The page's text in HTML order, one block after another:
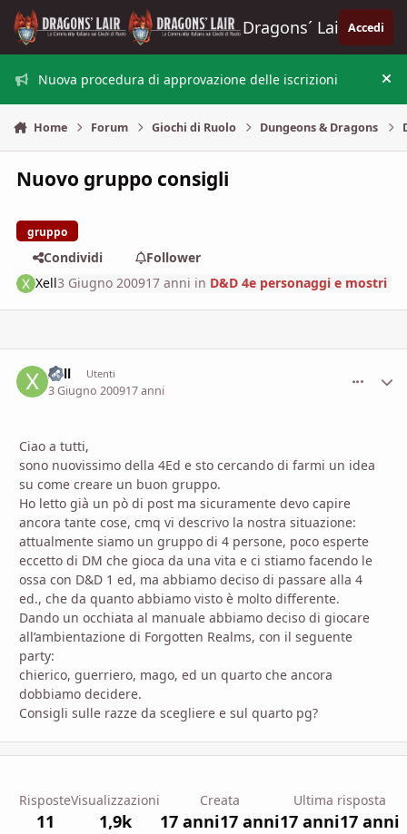
Vai al contenuto
Dragons´ Lair Accedi
Nuova procedura di approvazione delle iscrizioni
Home Forum Giochi di Ruolo Dungeons & Dragons
Nuovo gruppo consigli
gruppo
Condividi
Follower
Xell3 Giugno 200917 anni in D&D 4e personaggi e mostri
Xell Utenti
3 Giugno 200917 anni
Ciao a tutti,
sono nuovissimo della 4Ed e sto cercando di farmi un idea
su come creare un buon gruppo.
Ho letto già un pò di post ma sicuramente devo capire
ancora tante cose, cmq vi descrivo la nostra situazione:
attualmente siamo un gruppo di 4 persone, poco esperte
eccetto di DM che gioca da una vita e ci stiamo facendo le
ossa con D&D 1 ed, ma abbiamo deciso di passare alla 4
ed., che da quanto abbiamo visto è molto differente.
Dando un occhiata al manuale abbiamo deciso di giocare
all’ambientazione di Forgotten Realms, con il seguente
party:
chierico, guerriero, mago, ed un quarto che ancora
dobbiamo decidere.
Consigli sulle razze da scegliere e sul quarto pg?
Risposte
11
Visualizzazioni
1,9k
Creata
17 anni17 anni
Ultima risposta
17 anni17 anni